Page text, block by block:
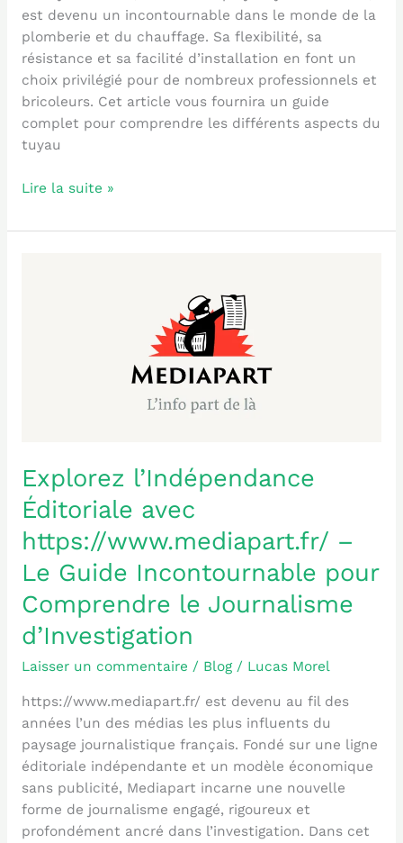
est devenu un incontournable dans le monde de la
plomberie et du chauffage. Sa flexibilité, sa
résistance et sa facilité d’installation en font un
choix privilégié pour de nombreux professionnels et
bricoleurs. Cet article vous fournira un guide
complet pour comprendre les différents aspects du
tuyau
Lire la suite »
Explorez l’Indépendance
Éditoriale avec
https://www.mediapart.fr/ –
Le Guide Incontournable pour
Comprendre le Journalisme
d’Investigation
Laisser un commentaire / Blog/ Lucas Morel
https://www.mediapart.fr/ est devenu au fil des
années l’un des médias les plus influents du
paysage journalistique français. Fondé sur une ligne
éditoriale indépendante et un modèle économique
sans publicité, Mediapart incarne une nouvelle
forme de journalisme engagé, rigoureux et
profondément ancré dans l’investigation. Dans cet
https://www.mediapart.fr/
Comprendre
le
Journalisme
d’Investigation